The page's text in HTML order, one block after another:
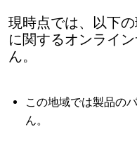
現時点では、以下
に関するオンライ
ん。
この地域では製品の
ん。